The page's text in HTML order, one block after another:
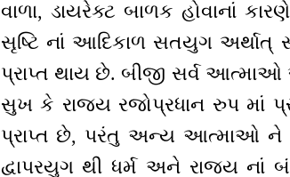
વાળા, ડાયરેક્ટ બાળક હોવાનાં
સૃષ્ટિ નાં આદિકાળ સતયુગ અર્થાત્
પ્રાપ્ત થાય છે. બીજી સર્વ
સુખ કે રાજ્ય રજોપ્રધાન રુપ
પ્રાપ્ત છે, પરંતુ અન્ય આત્માઓ ને
દ્વાપરયુગ થી ધર્મ અને રાજ્ય